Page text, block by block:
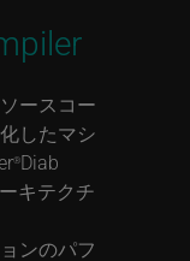
ースコー
したマシ
®Diab
キテクチ
ンのパフ